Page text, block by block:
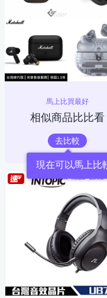
馬上比買最好
相似商品比比看
去比較
現在可以馬上比